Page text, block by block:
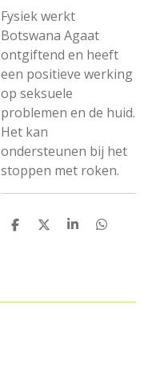
Fysiek werkt
Botswana Agaat
ontgiftend en heeft
een positieve werking
op seksuele
problemen en de huid.
Het kan
ondersteunen bij het
stoppen met roken.
D
D
S
D